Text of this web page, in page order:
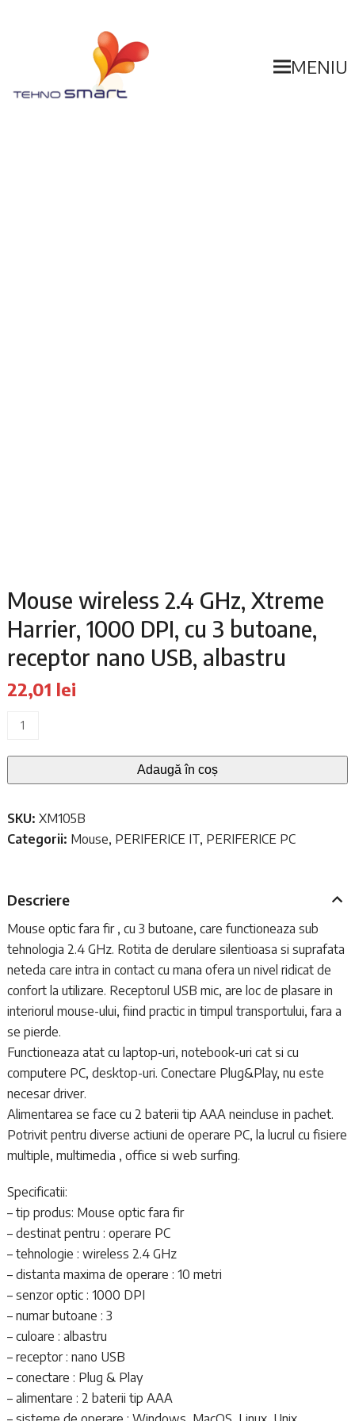
MENIU
Mouse wireless 2.4 GHz, Xtreme
Harrier, 1000 DPI, cu 3 butoane,
receptor nano USB, albastru
22,01 lei
Cantitate
wireless
2.4
Xtreme
Harrier,
cu
3
butoane,
receptor
nano
USB,
albastru
Adaugă în coș
SKU: XM105B
Categorii: Mouse, PERIFERICE IT, PERIFERICE PC
Descriere
Mouse optic fara fir , cu 3 butoane, care functioneaza sub
tehnologia 2.4 GHz. Rotita de derulare silentioasa si suprafata
neteda care intra in contact cu mana ofera un nivel ridicat de
confort la utilizare. Receptorul USB mic, are loc de plasare in
interiorul mouse-ului, fiind practic in timpul transportului, fara a
se pierde.
Functioneaza atat cu laptop-uri, notebook-uri cat si cu
computere PC, desktop-uri. Conectare Plug&Play, nu este
necesar driver.
Alimentarea se face cu 2 baterii tip AAA neincluse in pachet.
Potrivit pentru diverse actiuni de operare PC, la lucrul cu fisiere
multiple, multimedia , office si web surfing.
Specificatii:
– tip produs: Mouse optic fara fir
– destinat pentru : operare PC
– tehnologie : wireless 2.4 GHz
– distanta maxima de operare : 10 metri
– senzor optic : 1000 DPI
– numar butoane : 3
– culoare : albastru
– receptor : nano USB
– conectare : Plug & Play
– alimentare : 2 baterii tip AAA